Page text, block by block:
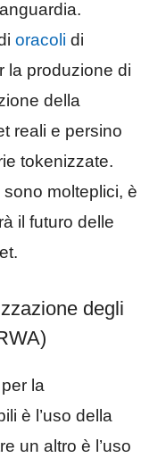
oracoli di
la produzione di
della
reali e persino
tokenizzate.
molteplici, è
il futuro delle
degli
la
è l’uso della
un altro è l’uso